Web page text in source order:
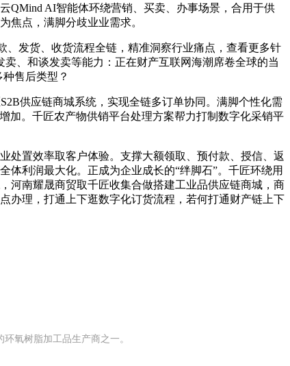
QMind AI智能体环绕营销、买卖、办事场景，合用于供
焦点，满脚分歧业业需求。
发货、收货流程全链，精准洞察行业痛点，查看更多针
、和谈发卖等能力：正在财产互联网海潮席卷全球的当
售后类型？
供应链商城系统，实现全链多订单协同。满脚个性化需
加。千匠农产物供销平台处理方案帮力打制数字化采销平
置效率取客户体验。支撑大额领取、预付款、授信、返
利润最大化。正成为企业成长的“绊脚石”。千匠环绕用
河南耀晟商贸取千匠收集合做搭建工业品供应链商城，商
办理，打通上下逛数字化订货流程，若何打通财产链上下
氧树脂加工品生产商之一。